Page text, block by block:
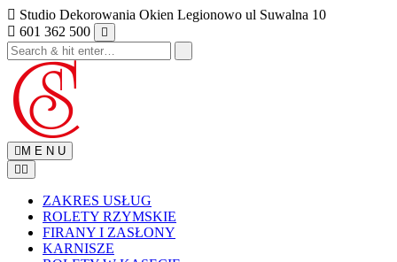
Skip
to
content
Studio Dekorowania Okien Legionowo ul Suwalna 10
601 362 500
M E N U
ZAKRES USŁUG
ROLETY RZYMSKIE
FIRANY I ZASŁONY
KARNISZE